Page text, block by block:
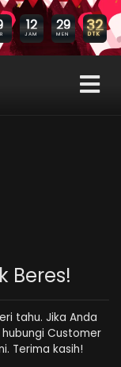
12
JAM
29
MEN 32
DTK
Beres!
tahu. Jika Anda
Customer
Terima kasih!